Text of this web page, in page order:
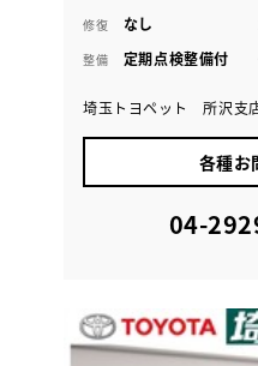
修復 なし
整備 定期点検整備付
埼玉トヨペット 所沢支
各種お
04-